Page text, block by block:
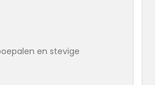
en stevige